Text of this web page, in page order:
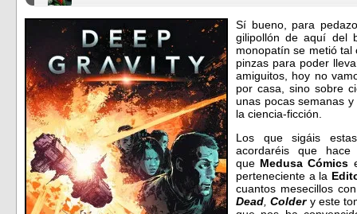
Sí bueno, para
gilipollón de aquí del
monopatín se metió tal
pinzas para poder
amiguitos, hoy no
por casa, sino sobre
unas pocas semanas
la ciencia-ficción.
Los que sigáis
acordaréis que
que Medusa Cómics
perteneciente a la
cuantos mesecillos
Dead,Coldery este